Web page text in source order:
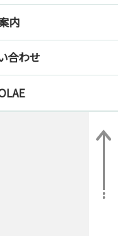
内
合わせ